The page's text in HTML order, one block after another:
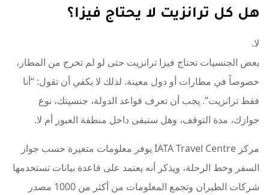
هل كل ترانزيت لا يحتاج فيزا؟
لا.
بعض الجنسيات تحتاج فيزا ترانزيت حتى لو لم تخرج من المطار،
خصوصاً في مطارات أو دول معينة. لذلك لا يكفي أن تقول: “أنا
فقط ترانزيت”. يجب أن تعرف قواعد الدولة، جنسيتك، نوع
جوازك، مدة التوقف، وهل ستبقى داخل منطقة العبور أم لا.
مركز IATA Travel Centre يوفر معلومات متغيرة حسب جواز
السفر وخط الرحلة، ويذكر أنه يعتمد على قاعدة بيانات تستخدمها
شركات الطيران وتجمع المعلومات من أكثر من 1000 مصدر